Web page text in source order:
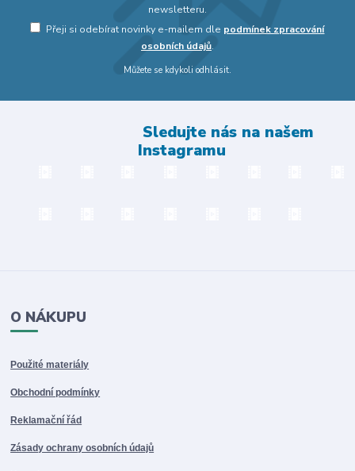
newsletteru.
Přeji si odebírat novinky e-mailem dle podmínek zpracování
osobních údajů.
Můžete se kdykoli odhlásit.
Sledujte nás na našem
Instagramu
O NÁKUPU
Použité materiály
Obchodní podmínky
Reklamační řád
Zásady ochrany osobních údajů